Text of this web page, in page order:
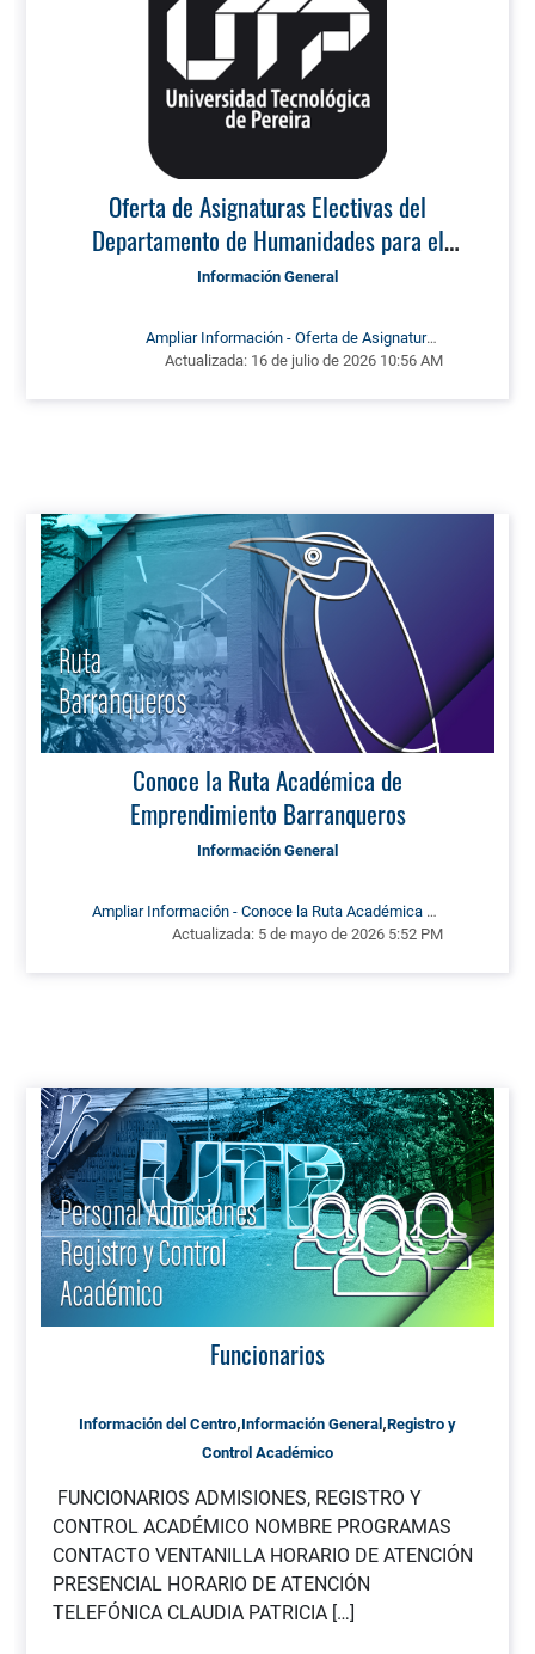
Oferta de Asignaturas Electivas del
Departamento de Humanidades para el
Período 2026-2
Información General
Ampliar Información - Oferta de Asignaturas
Electivas del Departamento de Humanidades para
Actualizada: 16 de julio de 2026 10:56 AM
Conoce la Ruta Académica de
Emprendimiento Barranqueros
Información General
Ampliar Información - Conoce la Ruta Académica de
Emprendimiento Barranqueros
Actualizada: 5 de mayo de 2026 5:52 PM
Funcionarios
Información del Centro,Información General ,Registro y
Control Académico
FUNCIONARIOS ADMISIONES, REGISTRO Y
CONTROL ACADÉMICO NOMBRE PROGRAMAS
CONTACTO VENTANILLA HORARIO DE ATENCIÓN
PRESENCIAL HORARIO DE ATENCIÓN
TELEFÓNICA CLAUDIA PATRICIA […]